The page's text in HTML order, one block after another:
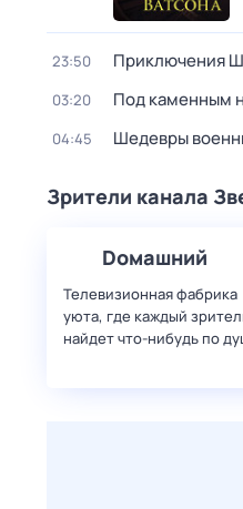
23:50 Приключения
03:20 Под каменным
04:45 Шедевры
Зрители канала
Dомашний
Телевизионная фабрика
уюта, где каждый
найдет что‑нибудь по